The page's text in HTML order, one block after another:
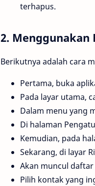
terhapus.
2. Menggunakan
Berikutnya adalah cara
Pertama, buka
Pada layar utama,
Dalam menu yang
Di halaman
Kemudian, pada
Sekarang, di layar
Akan muncul
Pilih kontak yang